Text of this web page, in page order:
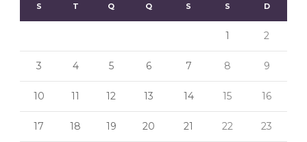
S T Q Q S S D
1 2
3 4 5 6 7 8 9
10 11 12 13 14 15 16
17 18 19 20 21 22 23